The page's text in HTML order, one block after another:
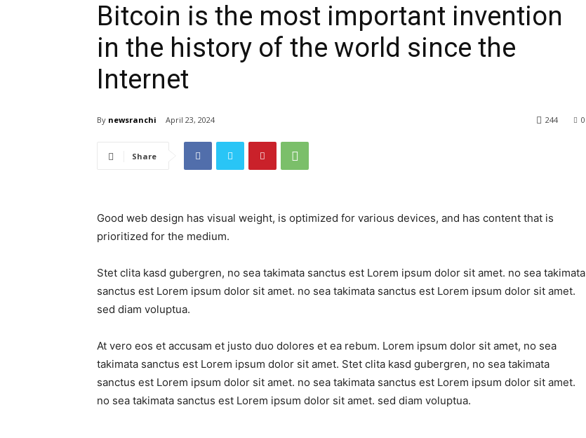
Bitcoin is the most important invention
in the history of the world since the
Internet
By newsranchi April 23, 2024 0
244
Share
Good web design has visual weight, is optimized for various devices, and has content that is
prioritized for the medium.
Stet clita kasd gubergren, no sea takimata sanctus est Lorem ipsum dolor sit amet. no sea takimata
sanctus est Lorem ipsum dolor sit amet. no sea takimata sanctus est Lorem ipsum dolor sit amet.
sed diam voluptua.
At vero eos et accusam et justo duo dolores et ea rebum. Lorem ipsum dolor sit amet, no sea
takimata sanctus est Lorem ipsum dolor sit amet. Stet clita kasd gubergren, no sea takimata
sanctus est Lorem ipsum dolor sit amet. no sea takimata sanctus est Lorem ipsum dolor sit amet.
no sea takimata sanctus est Lorem ipsum dolor sit amet. sed diam voluptua.